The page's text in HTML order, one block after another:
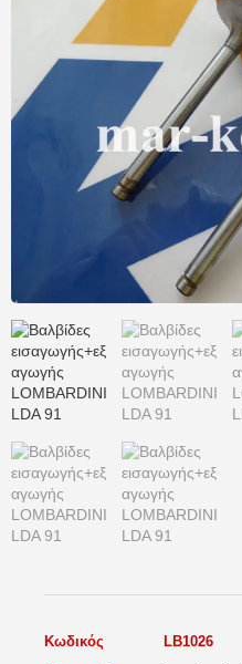
Κωδικός
LB1026